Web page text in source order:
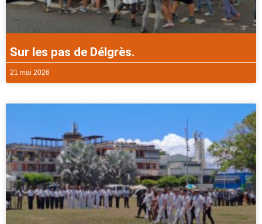
Sur les pas de Délgrès.
21 mai 2026